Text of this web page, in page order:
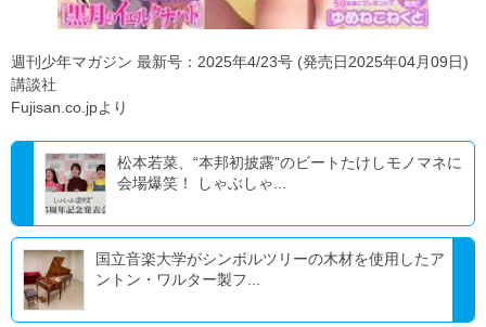
週刊少年マガジン 最新号：2025年4/23号 (発売日2025年04月09日)
講談社
Fujisan.co.jpより
松本若菜、“本邦初披露”のビートたけしモノマネに
会場爆笑！ しゃぶしゃ...
国立音楽大学がシンボルツリーの木材を使用したア
ントン・ワルター製フ...